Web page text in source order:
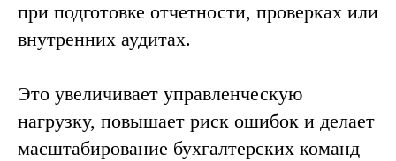
при подготовке отчетности, проверках или
внутренних аудитах.
Это увеличивает управленческую
нагрузку, повышает риск ошибок и делает
масштабирование бухгалтерских команд